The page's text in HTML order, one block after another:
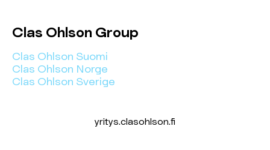
Clas Ohlson Group
Clas Ohlson Suomi
Clas Ohlson Norge
Clas Ohlson Sverige
yritys.clasohlson.fi